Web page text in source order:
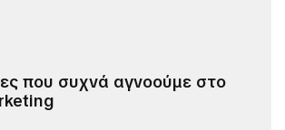
που συχνά αγνοούμε στο